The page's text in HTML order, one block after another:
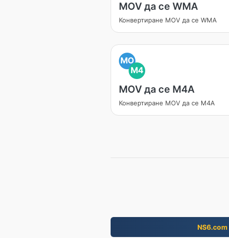
MOV да се WMA
Конвертиране MOV да се WMA
MO
M4
MOV да се M4A
Конвертиране MOV да се M4A
NS6.com